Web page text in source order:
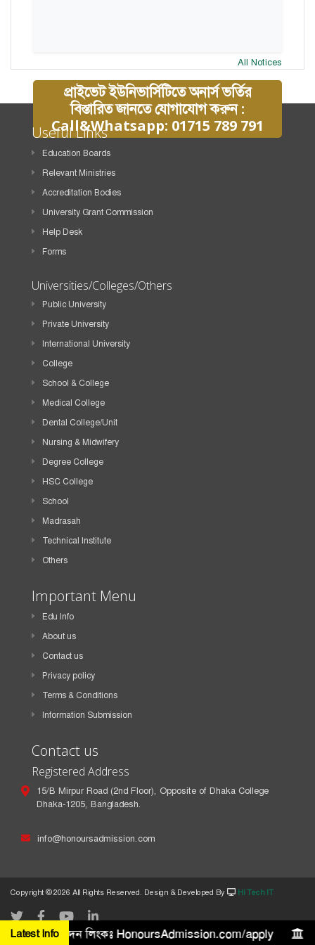
All Notices
প্রাইভেট ইউনিভার্সিটিতে অনার্স ভর্তির
বিস্তারিত জানতে যোগাযোগ করুন :
Call&Whatsapp: 01715 789 791
Latest Info
টাকা। আবেদন লিংকঃ HonoursAdmission.com/apply
Useful Links
Education Boards
Relevant Ministries
Accreditation Bodies
University Grant Commission
Help Desk
Forms
Universities/Colleges/Others
Public University
Private University
International University
College
School & College
Medical College
Dental College/Unit
Nursing & Midwifery
Degree College
HSC College
School
Madrasah
Technical Institute
Others
Important Menu
Edu Info
About us
Contact us
Privacy policy
Terms & Conditions
Information Submission
Contact us
Registered Address
15/B Mirpur Road (2nd Floor), Opposite of Dhaka College
Dhaka-1205, Bangladesh.
info@honoursadmission.com
Copyright ©2026 All Rights Reserved. Design & Developed By Hi Tech IT